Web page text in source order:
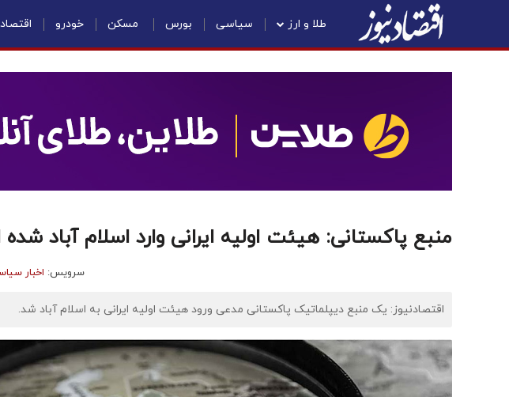
طلا و ارز سیاسی بورس مسکن خودرو
منبع پاکستانی: هیئت اولیه ایرانی وارد اسلام آباد
سرویس: اخبار
اقتصادنیوز: یک منبع دیپلماتیک پاکستانی مدعی ورود هیئت اولیه ایرانی به اسلام آباد شد.